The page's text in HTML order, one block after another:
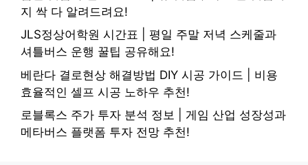
지 싹 다 알려드려요!
JLS정상어학원 시간표 | 평일 주말 저녁 스케줄과
셔틀버스 운행 꿀팁 공유해요!
베란다 결로현상 해결방법 DIY 시공 가이드 | 비용
효율적인 셀프 시공 노하우 추천!
로블록스 주가 투자 분석 정보 | 게임 산업 성장성과
메타버스 플랫폼 투자 전망 추천!